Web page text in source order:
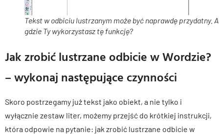
Tekst w odbiciu lustrzanym może być naprawdę przydatny. A
gdzie Ty wykorzystasz tę funkcję?
Jak zrobić lustrzane odbicie w Wordzie?
– wykonaj następujące czynności
Skoro postrzegamy już tekst jako obiekt, a nie tylko i
wyłącznie zestaw liter, możemy przejść do krótkiej instrukcji,
która odpowie na pytanie: jak zrobić lustrzane odbicie w